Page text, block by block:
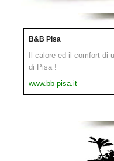
B&B Pisa
Il calore ed il comfort di
di Pisa !
www.bb-pisa.it